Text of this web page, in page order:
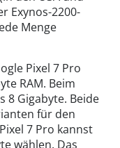
Exynos-2200-
Menge
Pixel 7 Pro
RAM. Beim
8 Gigabyte. Beide
für den
7 Pro kannst
wählen. Das